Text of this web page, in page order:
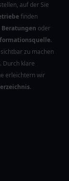
auf der Sie
finden
Beratungen oder
.
zu machen
Durch klare
erleichtern wir
.